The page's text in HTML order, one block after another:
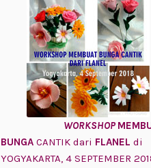
WORKSHOP
BUNGA CANTIK dari FLANEL di
YOGYAKARTA, 4 SEPTEMBER